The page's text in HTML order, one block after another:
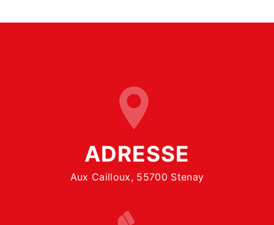
ADRESSE
Aux Cailloux, 55700 Stenay